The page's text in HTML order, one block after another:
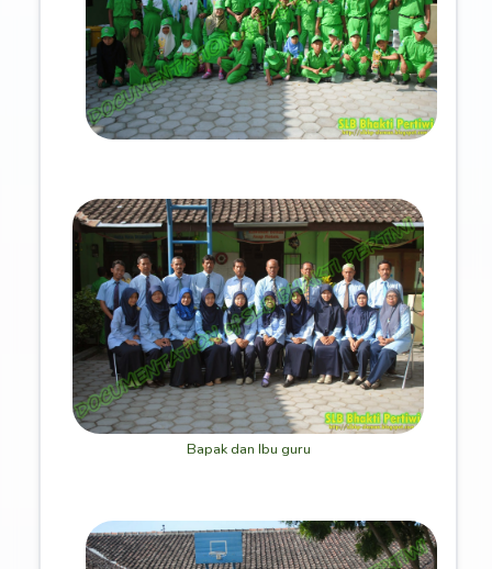
Bapak dan Ibu guru